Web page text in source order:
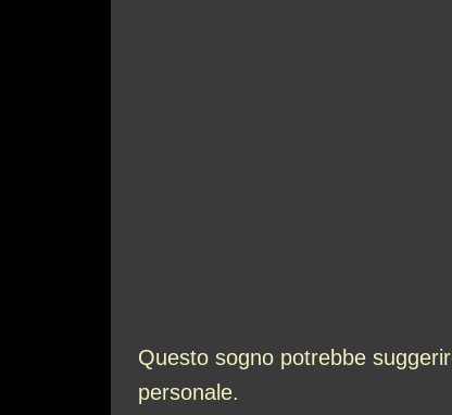
Questo sogno potrebbe
personale.